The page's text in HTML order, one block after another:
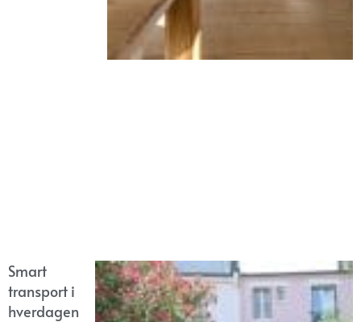
Smart
transport i
hverdagen